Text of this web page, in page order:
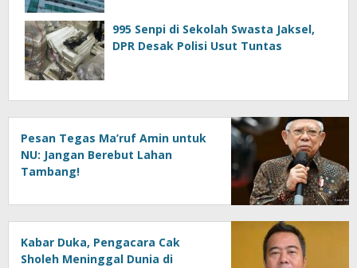
995 Senpi di Sekolah Swasta Jaksel,
DPR Desak Polisi Usut Tuntas
Pesan Tegas Ma’ruf Amin untuk
NU: Jangan Berebut Lahan
Tambang!
Kabar Duka, Pengacara Cak
Sholeh Meninggal Dunia di